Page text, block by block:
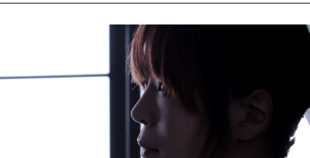
HM #女性シンガー #ヒップホップ #男性シンガーグループ